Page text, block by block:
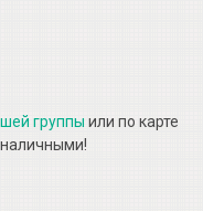
группы или по карте